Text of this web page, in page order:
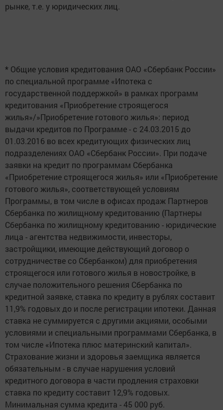
рынке, т.е. у юридических лиц.
* Общие условия кредитования ОАО «Сбербанк России»
по специальной программе «Ипотека с
государственной поддержкой» в рамках программ
кредитования «Приобретение строящегося
жилья»/»Приобретение готового жилья»: период
выдачи кредитов по Программе - с 24.03.2015 до
01.03.2016 во всех кредитующих физических лиц
подразделениях ОАО «Сбербанк России». При подаче
заявки на кредит по программам Сбербанка
«Приобретение строящегося жилья» или «Приобретение
готового жилья», соответствующей условиям
Программы, в том числе в офисах продаж Партнеров
Сбербанка по жилищному кредитованию (Партнеры
Сбербанка по жилищному кредитованию - юридические
лица - агентства недвижимости, инвесторы,
застройщики, имеющие действующий договор о
сотрудничестве со Сбербанком) для приобретения
строящегося или готового жилья в новостройке, в
случае положительного решения Сбербанка по
кредитной заявке, ставка по кредиту в рублях составит
11,9% годовых до и после регистрации ипотеки. Данная
ставка не суммируется с другими акциями, особыми
условиями и специальными программами Сбербанка, в
том числе «Ипотека плюс материнский капитал».
Страхование жизни и здоровья заемщика является
обязательным - в случае нарушения условий
кредитного договора в части продления страховки
ставка по кредиту составит 12,9% годовых.
Минимальная сумма кредита - 45 000 руб.